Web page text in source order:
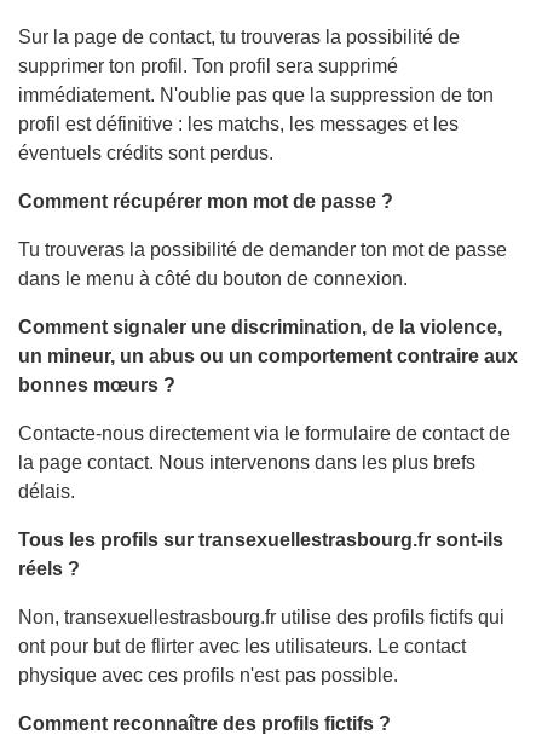
Sur la page de contact, tu trouveras la possibilité de
supprimer ton profil. Ton profil sera supprimé
immédiatement. N'oublie pas que la suppression de ton
profil est définitive : les matchs, les messages et les
éventuels crédits sont perdus.
Comment récupérer mon mot de passe ?
Tu trouveras la possibilité de demander ton mot de passe
dans le menu à côté du bouton de connexion.
Comment signaler une discrimination, de la violence,
un mineur, un abus ou un comportement contraire aux
bonnes mœurs ?
Contacte-nous directement via le formulaire de contact de
la page contact. Nous intervenons dans les plus brefs
délais.
Tous les profils sur transexuellestrasbourg.fr sont-ils
réels ?
Non, transexuellestrasbourg.fr utilise des profils fictifs qui
ont pour but de flirter avec les utilisateurs. Le contact
physique avec ces profils n'est pas possible.
Comment reconnaître des profils fictifs ?